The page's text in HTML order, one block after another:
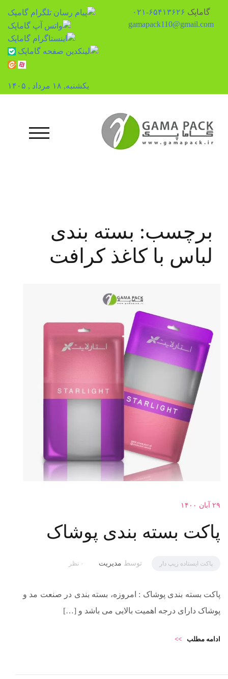
گاماپک ۶۵۴۱۳۶۲۶-۰۲۱
gamapack110@gmail.com
یکشنبه, ۱۸ مرداد , ۱۴۰۵
محتوا
منوی تلفن
برچسب: بسته بندی
لباس با کاغذ کرافت
۲۹ آبان ۱۴۰۰
پاکت بسته بندی پوشاک
پاکت ایستاده زیپ دار توسط مدیریت ۰ نظر
پاکت بسته بندی پوشاک : امروزه، بسته بندی در صنعت مد و
پوشاک دارای درجه اهمیت بالایی می باشد و […]
ادامه مطلب >>